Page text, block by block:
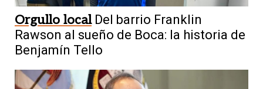
Orgullo local Del barrio Franklin
Rawson al sueño de Boca: la historia de
Benjamín Tello